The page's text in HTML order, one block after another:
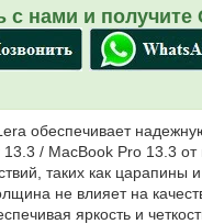
с нами и получите
обеспечивает
13.3 / MacBook Pro 13.3
таких как царапины и
не влияет на
яркость и